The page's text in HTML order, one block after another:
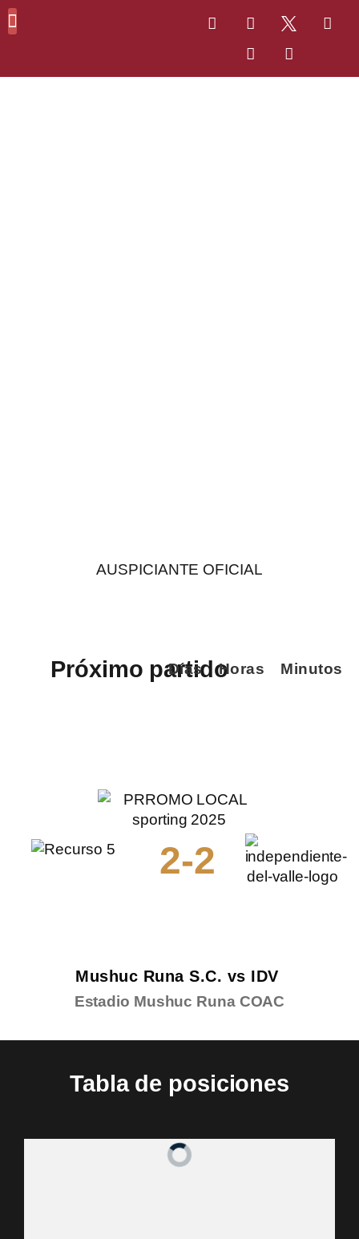
AUSPICIANTE OFICIAL
Próximo partido
Días Horas Minutos
2-2
Mushuc Runa S.C. vs IDV
Estadio Mushuc Runa COAC
Tabla de posiciones